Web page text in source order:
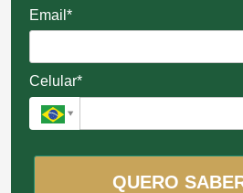
Email*
Celular*
QUERO